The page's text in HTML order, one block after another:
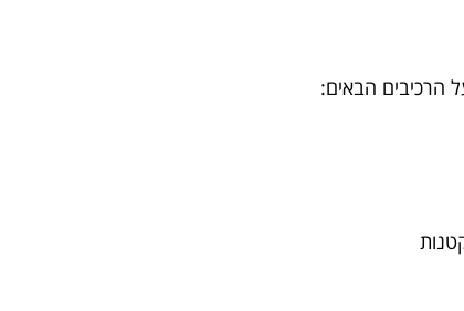
הרכיבים הבאים: